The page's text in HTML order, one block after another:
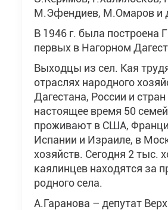
М.Эфендиев, М.Омаров и
В 1946 г. была построена
первых в Нагорном
Выходцы из сел. Кая
отраслях народного
Дагестана, России и
настоящее время 50
проживают в США,
Испании и Израиле, в
хозяйств. Сегодня 2 тыс.
каялинцев находятся за
родного села.
А.Гаранова – депутат